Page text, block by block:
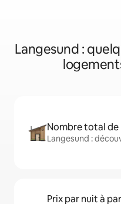
Langesund :
Nombre total de
Langesund :
Prix par nuit à